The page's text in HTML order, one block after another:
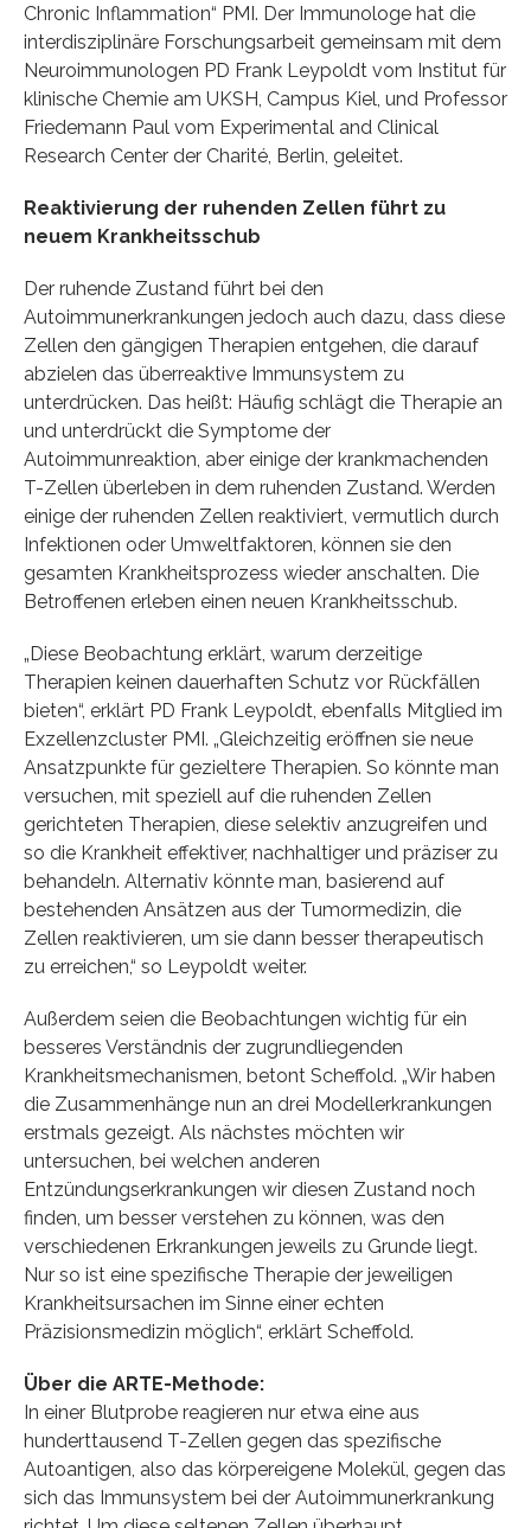
Chronic Inflammation“ PMI. Der Immunologe hat die
interdisziplinäre Forschungsarbeit gemeinsam mit dem
Neuroimmunologen PD Frank Leypoldt vom Institut für
klinische Chemie am UKSH, Campus Kiel, und Professor
Friedemann Paul vom Experimental and Clinical
Research Center der Charité, Berlin, geleitet.
Reaktivierung der ruhenden Zellen führt zu
neuem Krankheitsschub
Der ruhende Zustand führt bei den
Autoimmunerkrankungen jedoch auch dazu, dass diese
Zellen den gängigen Therapien entgehen, die darauf
abzielen das überreaktive Immunsystem zu
unterdrücken. Das heißt: Häufig schlägt die Therapie an
und unterdrückt die Symptome der
Autoimmunreaktion, aber einige der krankmachenden
T-Zellen überleben in dem ruhenden Zustand. Werden
einige der ruhenden Zellen reaktiviert, vermutlich durch
Infektionen oder Umweltfaktoren, können sie den
gesamten Krankheitsprozess wieder anschalten. Die
Betroffenen erleben einen neuen Krankheitsschub.
„Diese Beobachtung erklärt, warum derzeitige
Therapien keinen dauerhaften Schutz vor Rückfällen
bieten“, erklärt PD Frank Leypoldt, ebenfalls Mitglied im
Exzellenzcluster PMI. „Gleichzeitig eröffnen sie neue
Ansatzpunkte für gezieltere Therapien. So könnte man
versuchen, mit speziell auf die ruhenden Zellen
gerichteten Therapien, diese selektiv anzugreifen und
so die Krankheit effektiver, nachhaltiger und präziser zu
behandeln. Alternativ könnte man, basierend auf
bestehenden Ansätzen aus der Tumormedizin, die
Zellen reaktivieren, um sie dann besser therapeutisch
zu erreichen,“ so Leypoldt weiter.
Außerdem seien die Beobachtungen wichtig für ein
besseres Verständnis der zugrundliegenden
Krankheitsmechanismen, betont Scheffold. „Wir haben
die Zusammenhänge nun an drei Modellerkrankungen
erstmals gezeigt. Als nächstes möchten wir
untersuchen, bei welchen anderen
Entzündungserkrankungen wir diesen Zustand noch
finden, um besser verstehen zu können, was den
verschiedenen Erkrankungen jeweils zu Grunde liegt.
Nur so ist eine spezifische Therapie der jeweiligen
Krankheitsursachen im Sinne einer echten
Präzisionsmedizin möglich“, erklärt Scheffold.
Über die ARTE-Methode:
In einer Blutprobe reagieren nur etwa eine aus
hunderttausend T-Zellen gegen das spezifische
Autoantigen, also das körpereigene Molekül, gegen das
sich das Immunsystem bei der Autoimmunerkrankung